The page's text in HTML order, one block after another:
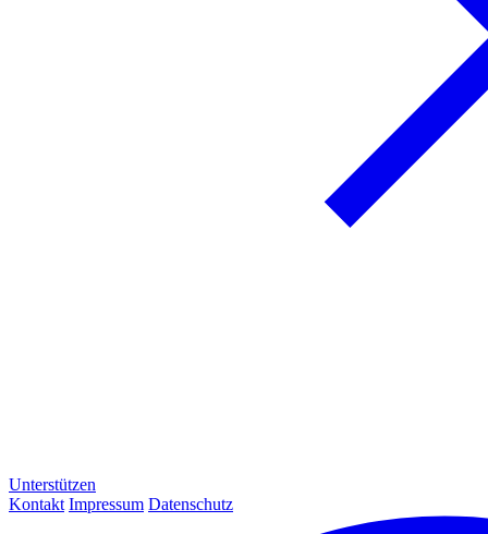
Unterstützen
Kontakt Impressum Datenschutz